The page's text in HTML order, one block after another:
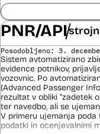
Sistem uporablja
telekomunikacijskega
Viri:
Brošura 60 let
Spletno mesto podjetja
Poročilo Automating
Odgovor na zahtevo za
Dokument Povabilo k
Dokument Obvestilo o
PNR/API
Posodobljeno: 3.
Sistem avtomatizirano
evidence potnikov,
vozovnic. Po
(Advanced Passenger
rezultat v obliki "zadetek
ter navedbo, ali se
V primeru ujemanja
podatki in ocenjevalnimi